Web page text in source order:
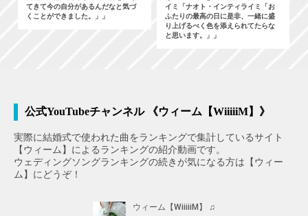
てきて今の自分があるんだなと気づ
くことができました。」」
イミ「ナオト・インティライミ「お
ふたりの最高の日に是非、一緒に盛
り上げるべく色を添えられてたらな
と思います。」」
公式YouTubeチャンネル 《ウィーム【WiiiiiM】》
実際に結婚式で使われた曲をランキングで集計しているサイト
【ウィーム】によるランキングの紹介動画です。
ウェディングソングランキングの続きが気になる方は【ウィー
ム】にどうぞ！